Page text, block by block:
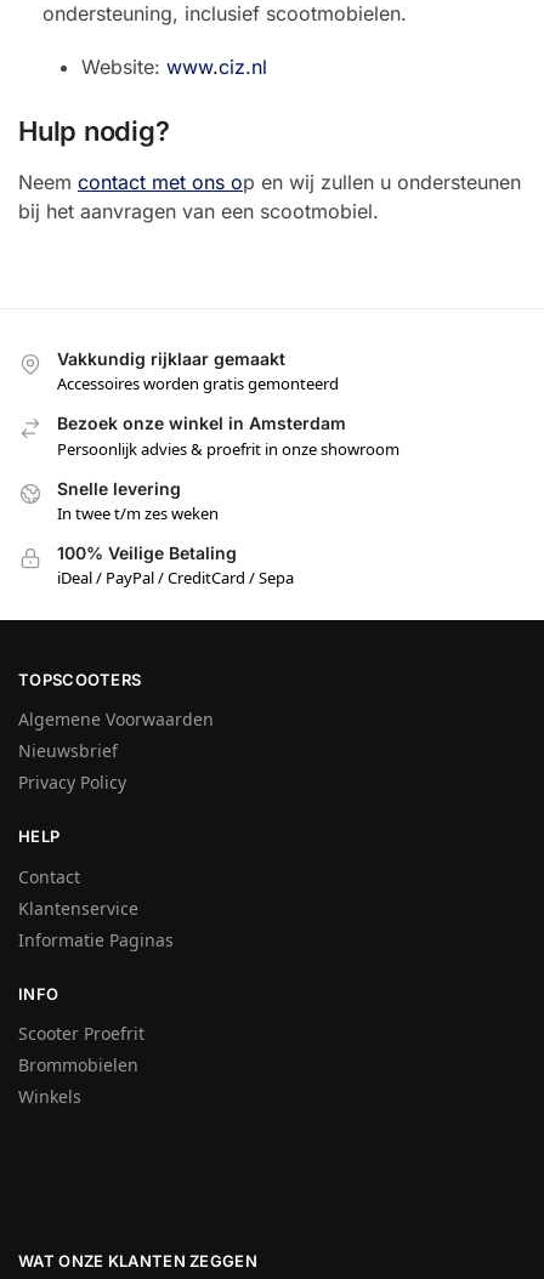
ondersteuning, inclusief scootmobielen.
Website: www.ciz.nl
Hulp nodig?
Neem contact met ons op en wij zullen u ondersteunen
bij het aanvragen van een scootmobiel.
Vakkundig rijklaar gemaakt
Accessoires worden gratis gemonteerd
Bezoek onze winkel in Amsterdam
Persoonlijk advies & proefrit in onze showroom
Snelle levering
In twee t/m zes weken
100% Veilige Betaling
iDeal / PayPal / CreditCard / Sepa
TOPSCOOTERS
Algemene Voorwaarden
Nieuwsbrief
Privacy Policy
HELP
Contact
Klantenservice
Informatie Paginas
INFO
Scooter Proefrit
Brommobielen
Winkels
WAT ONZE KLANTEN ZEGGEN